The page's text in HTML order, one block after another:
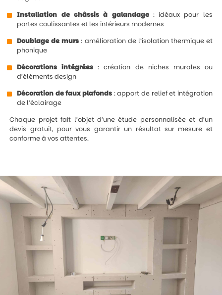
Installation de châssis à galandage: idéaux pour les
portes coulissantes et les intérieurs modernes
Doublage de murs : amélioration de l’isolation thermique et
phonique
Décorations intégrées : création de niches murales ou
d’éléments design
Décoration de faux plafonds : apport de relief et intégration
de l’éclairage
Chaque projet fait l’objet d’une étude personnalisée et d’un
devis gratuit, pour vous garantir un résultat sur mesure et
conforme à vos attentes.